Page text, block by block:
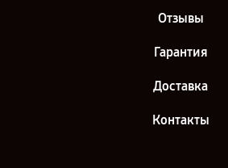
Отзывы
Гарантия
Доставка
Контакты